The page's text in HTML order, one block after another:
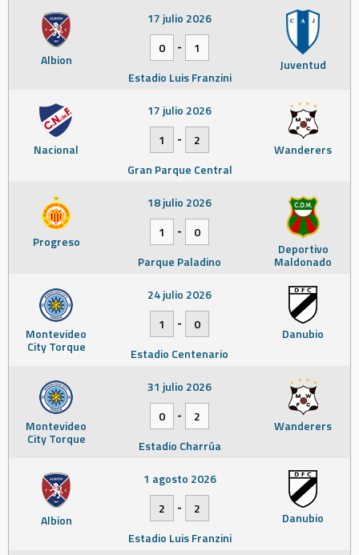
Albion Juventud
17 julio 2026
0
-
1
Estadio Luis Franzini
Nacional Wanderers
17 julio 2026
1
-
2
Gran Parque Central
Progreso Deportivo
Maldonado
18 julio 2026
1
-
0
Parque Paladino
Montevideo
City Torque
Danubio
24 julio 2026
1
-
0
Estadio Centenario
Montevideo
City Torque
Wanderers
31 julio 2026
0
-
2
Estadio Charrúa
Albion Danubio
1 agosto 2026
2
-
2
Estadio Luis Franzini